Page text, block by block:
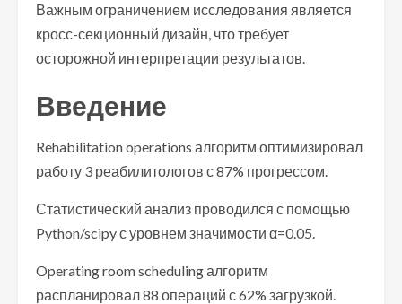
Важным ограничением исследования является
кросс-секционный дизайн, что требует
осторожной интерпретации результатов.
Введение
Rehabilitation operations алгоритм оптимизировал
работу 3 реабилитологов с 87% прогрессом.
Статистический анализ проводился с помощью
Python/scipy с уровнем значимости α=0.05.
Operating room scheduling алгоритм
распланировал 88 операций с 62% загрузкой.